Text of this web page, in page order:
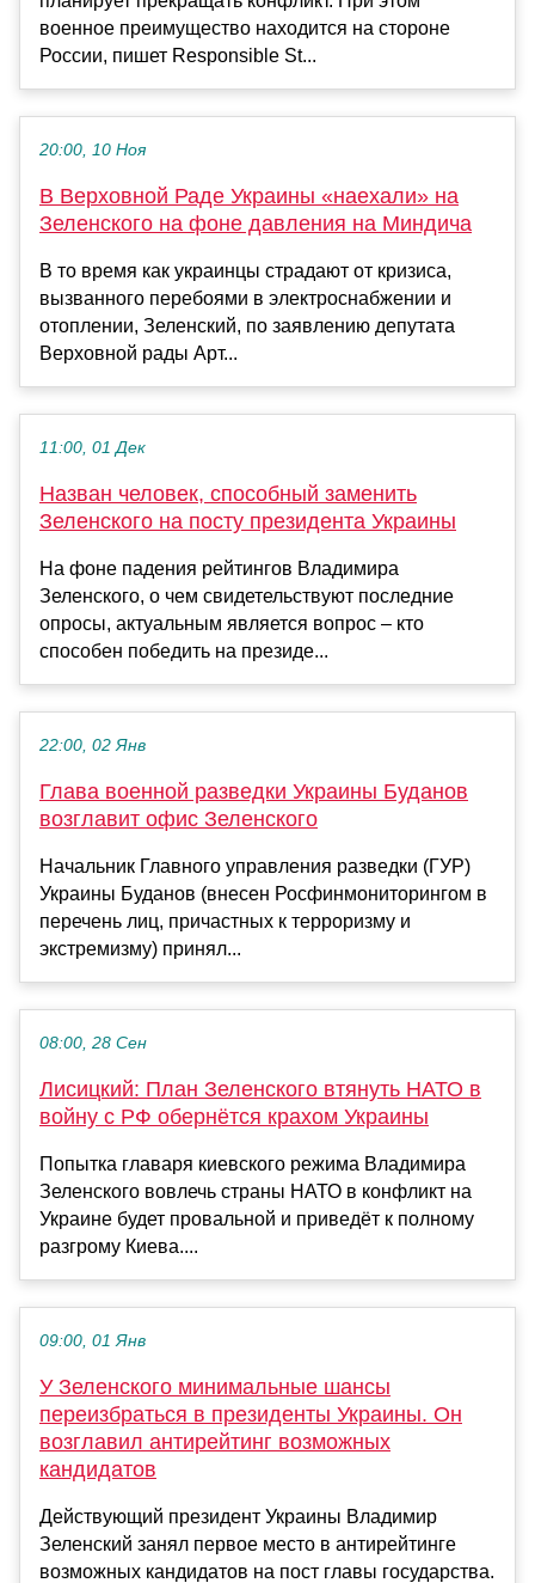
военное преимущество находится на стороне
России, пишет Responsible St...
20:00, 10 Ноя
В Верховной Раде Украины «наехали» на
Зеленского на фоне давления на Миндича
В то время как украинцы страдают от кризиса,
вызванного перебоями в электроснабжении и
отоплении, Зеленский, по заявлению депутата
Верховной рады Арт...
11:00, 01 Дек
Назван человек, способный заменить
Зеленского на посту президента Украины
На фоне падения рейтингов Владимира
Зеленского, о чем свидетельствуют последние
опросы, актуальным является вопрос – кто
способен победить на президе...
22:00, 02 Янв
Глава военной разведки Украины Буданов
возглавит офис Зеленского
Начальник Главного управления разведки (ГУР)
Украины Буданов (внесен Росфинмониторингом в
перечень лиц, причастных к терроризму и
экстремизму) принял...
08:00, 28 Сен
Лисицкий: План Зеленского втянуть НАТО в
войну с РФ обернётся крахом Украины
Попытка главаря киевского режима Владимира
Зеленского вовлечь страны НАТО в конфликт на
Украине будет провальной и приведёт к полному
разгрому Киева....
09:00, 01 Янв
У Зеленского минимальные шансы
переизбраться в президенты Украины. Он
возглавил антирейтинг возможных
кандидатов
Действующий президент Украины Владимир
Зеленский занял первое место в антирейтинге
возможных кандидатов на пост главы государства.